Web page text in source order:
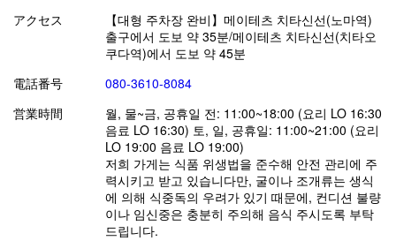
アクセス
【대형 주차장 완비】메이테츠 치타신선(노마역)
출구에서 도보 약 35분/메이테츠 치타신선(치타오
쿠다역)에서 도보 약 45분
電話番号
080-3610-8084
営業時間
월, 물~금, 공휴일 전: 11:00~18:00 (요리 LO 16:30
음료 LO 16:30) 토, 일, 공휴일: 11:00~21:00 (요리
LO 19:00 음료 LO 19:00)
저희 가게는 식품 위생법을 준수해 안전 관리에 주
력시키고 받고 있습니다만, 굴이나 조개류는 생식
에 의해 식중독의 우려가 있기 때문에, 컨디션 불량
이나 임신중은 충분히 주의해 음식 주시도록 부탁
드립니다.